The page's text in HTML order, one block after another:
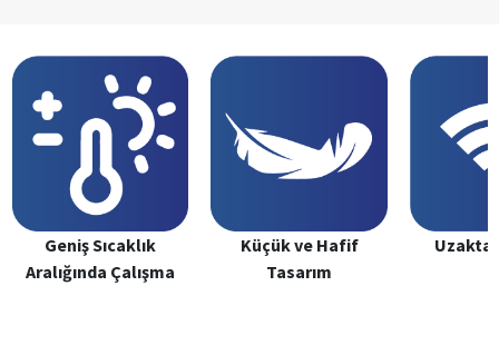
Geniş Sıcaklık
Aralığında Çalışma
Küçük ve Hafif
Tasarım